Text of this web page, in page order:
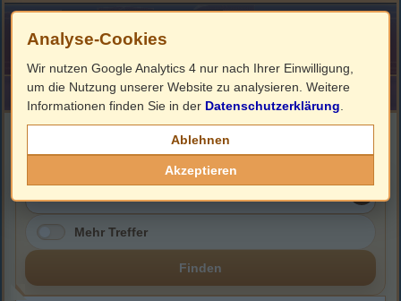
HOME ImpressumLinks
Mehr Treffer
Finden
Analyse-Cookies
Wir nutzen Google Analytics 4 nur nach Ihrer Einwilligung,
um die Nutzung unserer Website zu analysieren. Weitere
Informationen finden Sie in der Datenschutzerklärung
Ablehnen
Akzeptieren